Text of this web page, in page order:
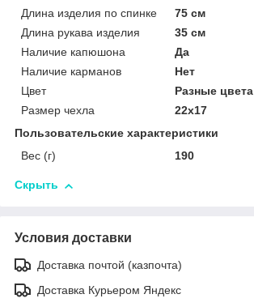
Длина изделия по спинке
75 см
Длина рукава изделия
35 см
Наличие капюшона
Да
Наличие карманов
Нет
Цвет
Разные цвета
Размер чехла
22х17
Пользовательские характеристики
Вес (г)
190
Скрыть
Условия доставки
Доставка почтой (казпочта)
Доставка Курьером Яндекс